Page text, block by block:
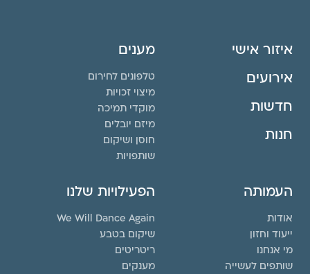
איזור אישי
אירועים
חדשות
חנות
מענים
טלפונים לחירום
מיצוי זכויות
מוקדי תמיכה
מיזם יובלים
חוסן ושיקום
שותפויות
העמותה
אודות
ייעוד וחזון
מי אנחנו
שותפים לעשייה
הפעילויות שלנו
We Will Dance Again
שיקום בטבע
ריטריטים
מענקים